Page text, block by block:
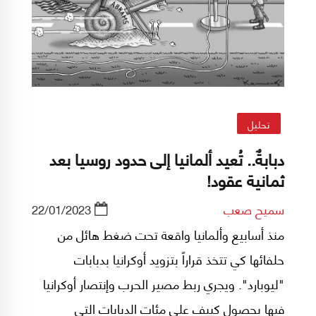
تحليل
دبابةٌ.. تُعيد ألمانيا إلى حدود روسيا بعد
ثمانية عقود!
سميح صعب 22/01/2023
منذ أسابيع وألمانيا واقعة تحت ضغط هائل من
حلفائها كي تتخذ قراراً بتزويد أوكرانيا بدبابات
"ليوبارد". ويجري ربط مصير الحرب وإنتصار أوكرانيا
فيها بحصول كييف على مئات الدبابات التي